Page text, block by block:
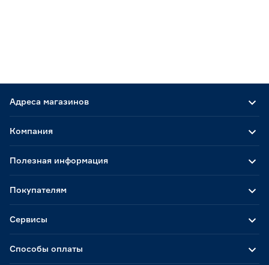
Адреса магазинов
Способы оплаты
Компания
Полезная информация
Покупателям
Сервисы